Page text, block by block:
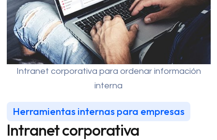
Herramientas internas para empresas
Intranet corporativa
Intranet corporativa para ordenar información
interna